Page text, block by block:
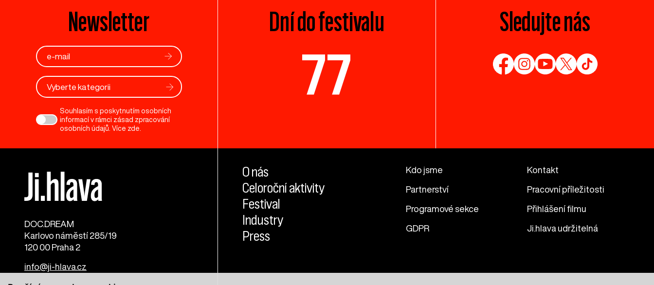
Newsletter
Vyberte kategorii
Souhlasím s poskytnutím osobních
informací v rámci zásad zpracování
osobních údajů. Více zde.
Dní do festivalu
77
Sledujte nás
DOC.DREAM​
Karlovo náměstí 285/19
120 00 Praha 2
info@ji-hlava.cz
O nás
Celoroční aktivity
Festival
Industry
Press
Kdo jsme Kontakt
Partnerství Pracovní příležitosti
Programové sekce Přihlášení filmu
GDPR Ji.hlava udržitelná